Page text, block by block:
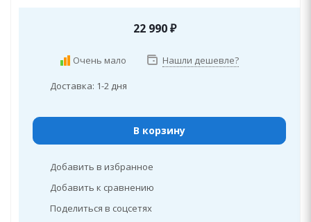
22 990₽
Очень мало Нашли дешевле?
Доставка: 1-2 дня
В корзину
Добавить в избранное
Добавить к сравнению
Поделиться в соцсетях